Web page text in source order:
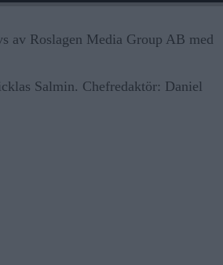
av Roslagen Media Group AB med
Salmin. Chefredaktör: Daniel